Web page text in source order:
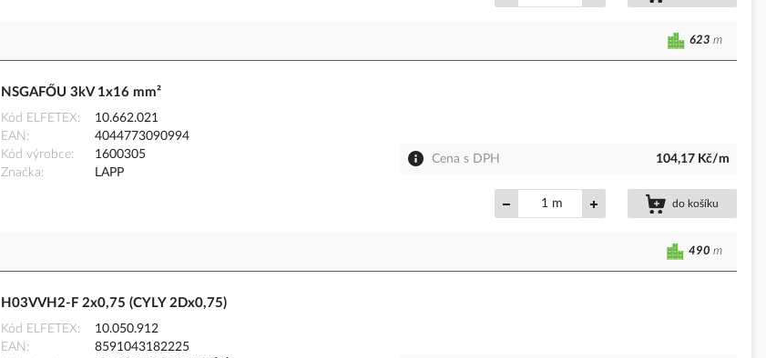
623 m
NSGAFŐU 3kV 1x16 mm²
Kód ELFETEX
10.662.021
EAN
4044773090994
Kód výrobce
1600305
Značka
LAPP
Cena s DPH 104,17 Kč/m
m do košíku
490 m
H03VVH2-F 2x0,75 (CYLY 2Dx0,75)
Kód ELFETEX
10.050.912
EAN
8591043182225